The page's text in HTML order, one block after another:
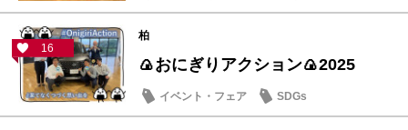
16
柏
🍙おにぎりアクション🍙2025
イベント・フェア SDGs